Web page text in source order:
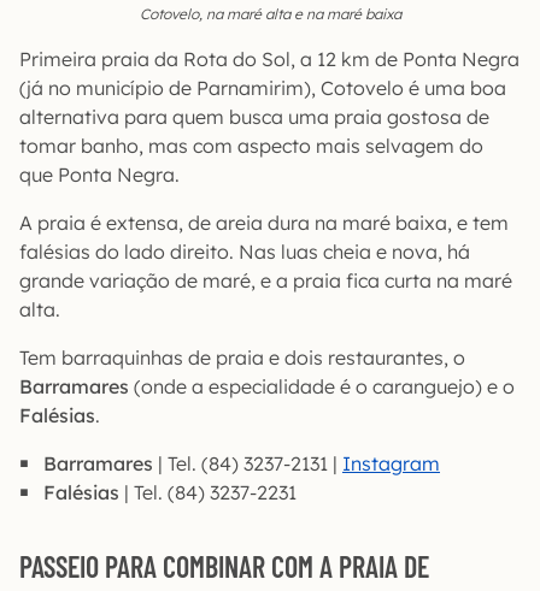
Cotovelo, na maré alta e na maré baixa
Primeira praia da Rota do Sol, a 12 km de Ponta Negra
(já no município de Parnamirim), Cotovelo é uma boa
alternativa para quem busca uma praia gostosa de
tomar banho, mas com aspecto mais selvagem do
que Ponta Negra.
A praia é extensa, de areia dura na maré baixa, e tem
falésias do lado direito. Nas luas cheia e nova, há
grande variação de maré, e a praia fica curta na maré
alta.
Tem barraquinhas de praia e dois restaurantes, o
Barramares (onde a especialidade é o caranguejo) e o
Falésias.
Barramares | Tel. (84) 3237-2131 | Instagram
Falésias | Tel. (84) 3237-2231
PASSEIO PARA COMBINAR COM A PRAIA DE